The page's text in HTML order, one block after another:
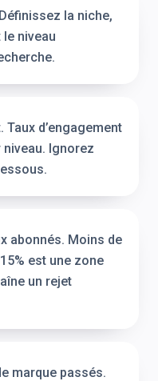
la niche,
le niveau
d’engagement
niveau. Ignorez
abonnés. Moins de
est une zone
un rejet
marque passés.